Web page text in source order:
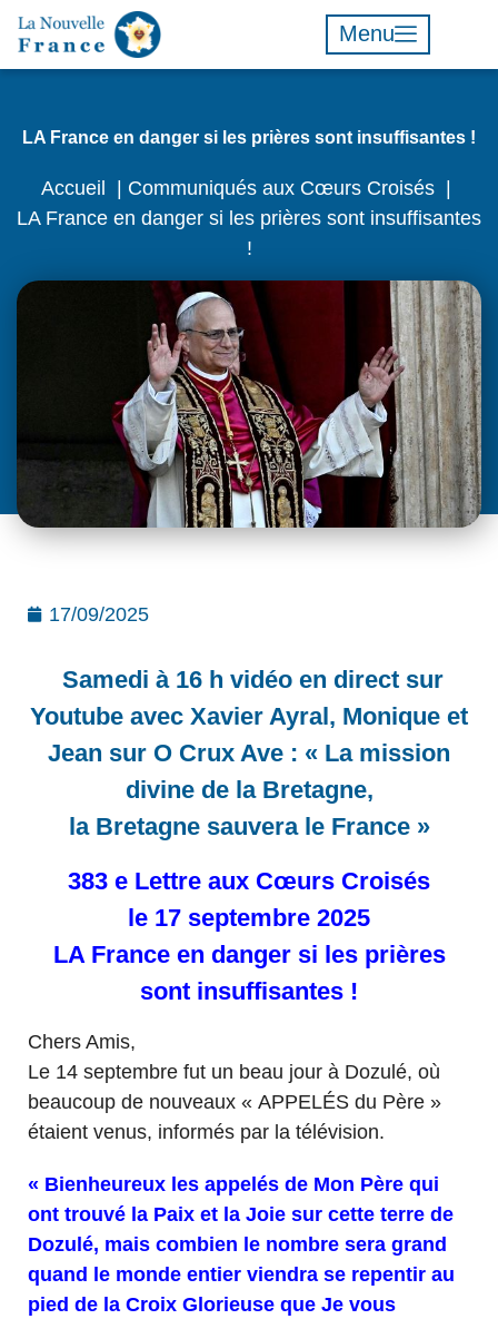
Menu
LA France en danger si les prières sont insuffisantes !
Accueil
Communiqués aux Cœurs Croisés
LA France en danger si les prières sont insuffisantes
!
17/09/2025
Samedi à 16 h vidéo en direct sur
Youtube avec Xavier Ayral, Monique et
Jean sur O Crux Ave : « La mission
divine de la Bretagne,
la Bretagne sauvera le France »
383 e Lettre aux Cœurs Croisés
le 17 septembre 2025
LA France en danger si les prières
sont insuffisantes !
Chers Amis,
Le 14 septembre fut un beau jour à Dozulé, où
beaucoup de nouveaux « APPELÉS du Père »
étaient venus, informés par la télévision.
« Bienheureux les appelés de Mon Père qui
ont trouvé la Paix et la Joie sur cette terre de
Dozulé, mais combien le nombre sera grand
quand le monde entier viendra se repentir au
pied de la Croix Glorieuse que Je vous